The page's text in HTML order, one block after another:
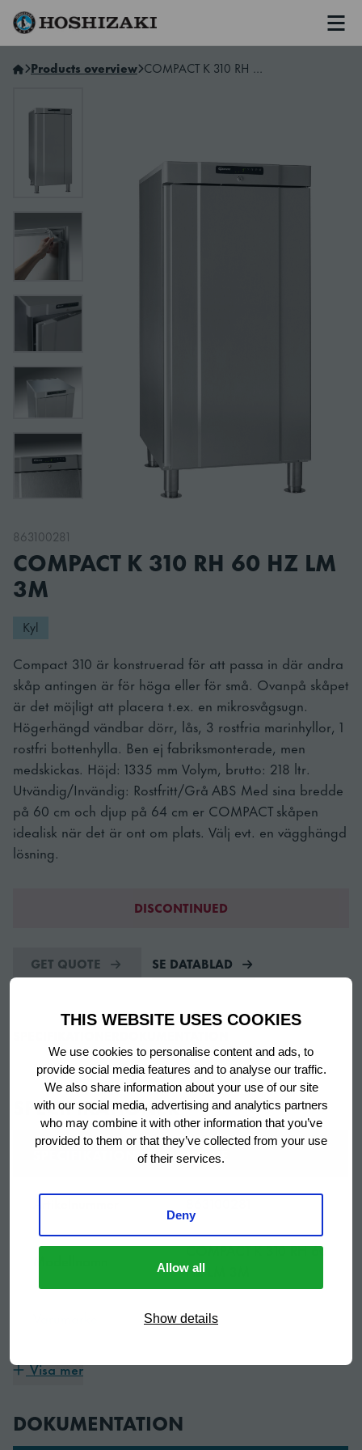
THIS WEBSITE USES COOKIES
We use cookies to personalise content and ads, to
provide social media features and to analyse our traffic.
We also share information about your use of our site
with our social media, advertising and analytics partners
who may combine it with other information that you’ve
provided to them or that they’ve collected from your use
of their services.
Deny
Allow all
Show details
Hoshizaki Sweden
Products overview COMPACT K 310 RH 60 HZ LM 3M
863100281
COMPACT K 310 RH 60 HZ LM
3M
Kyl
Compact 310 är konstruerad för att passa in där andra
skåp antingen är för höga eller för små. Ovanpå skåpet
är det möjligt att placera t.ex. en mikrosvågsugn.
Högerhängd vändbar dörr, lås, 3 rostfria marinhyllor, 1
rostfri bottenhylla. Ben ej fabriksmonterade, men
medskickas. Höjd: 1335 mm Volym, brutto: 218 ltr.
Utvändig/Invändig: Rostfritt/Grå ABS Med sina bredde
på 60 cm och djup på 64 cm er COMPACT skåpen
idealisk när det är ont om plats. Välj evt. en vägghängd
lösning.
DISCONTINUED
GET QUOTE SE DATABLAD
SPECIFIKATIONER
SPECIFIKATION VALUE
Artikelnummer
COMPACT K 310 RH 60
HZ LM 3M
Gram
Utrustad med
Right hand hinged
Visa mer
DOKUMENTATION